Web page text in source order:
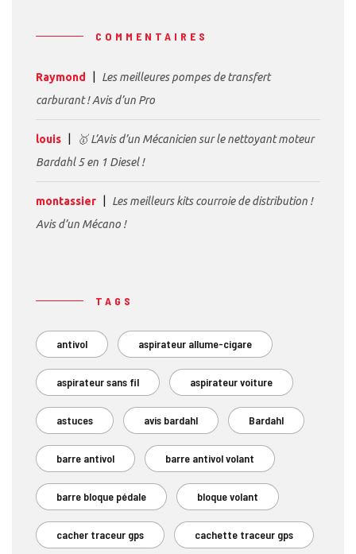
COMMENTAIRES
Raymond
Les meilleures pompes de transfert
carburant ! Avis d’un Pro
louis
🥇 L’Avis d’un Mécanicien sur le nettoyant moteur
Bardahl 5 en 1 Diesel !
montassier
Les meilleurs kits courroie de distribution !
Avis d’un Mécano !
TAGS
antivol aspirateur allume-cigare
aspirateur sans fil aspirateur voiture
astuces avis bardahl Bardahl
barre antivol barre antivol volant
barre bloque pédale bloque volant
cacher traceur gps cachette traceur gps